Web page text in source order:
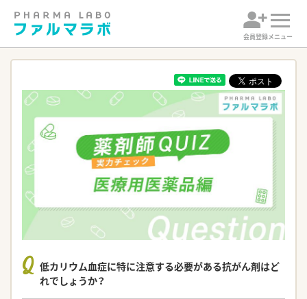
会員登録メニュー
Q 低カリウム血症に特に注意する必要がある抗がん剤はど
れでしょうか？